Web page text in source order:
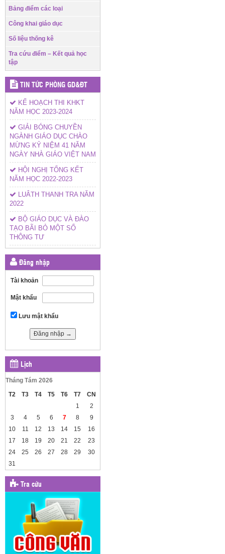
Bảng điểm các loại
Công khai giáo dục
Số liệu thống kê
Tra cứu điểm – Kết quả học
tập
TIN TỨC PHÒNG GD&ĐT
KẾ HOẠCH THI KHKT
NĂM HỌC 2023-2024
GIẢI BÓNG CHUYỀN
NGÀNH GIÁO DỤC CHÀO
MỪNG KỶ NIỆM 41 NĂM
NGÀY NHÀ GIÁO VIỆT NAM
HỘI NGHỊ TỔNG KẾT
NĂM HỌC 2022-2023
LUÂTH THANH TRA NĂM
2022
BỘ GIÁO DỤC VÀ ĐÀO
TẠO BÃI BỎ MỘT SỐ
THÔNG TƯ
Đăng nhập
Tài khoản
Mật khẩu
Lưu mật khẩu
Lịch
Tháng Tám 2026
T2
T3 T4 T5 T6 T7
CN
1
2
3
4 5 6 7 8
9
10
11 12 13 14 15
16
17
18 19 20 21 22
23
24
25 26 27 28 29
30
31
Tra cứu